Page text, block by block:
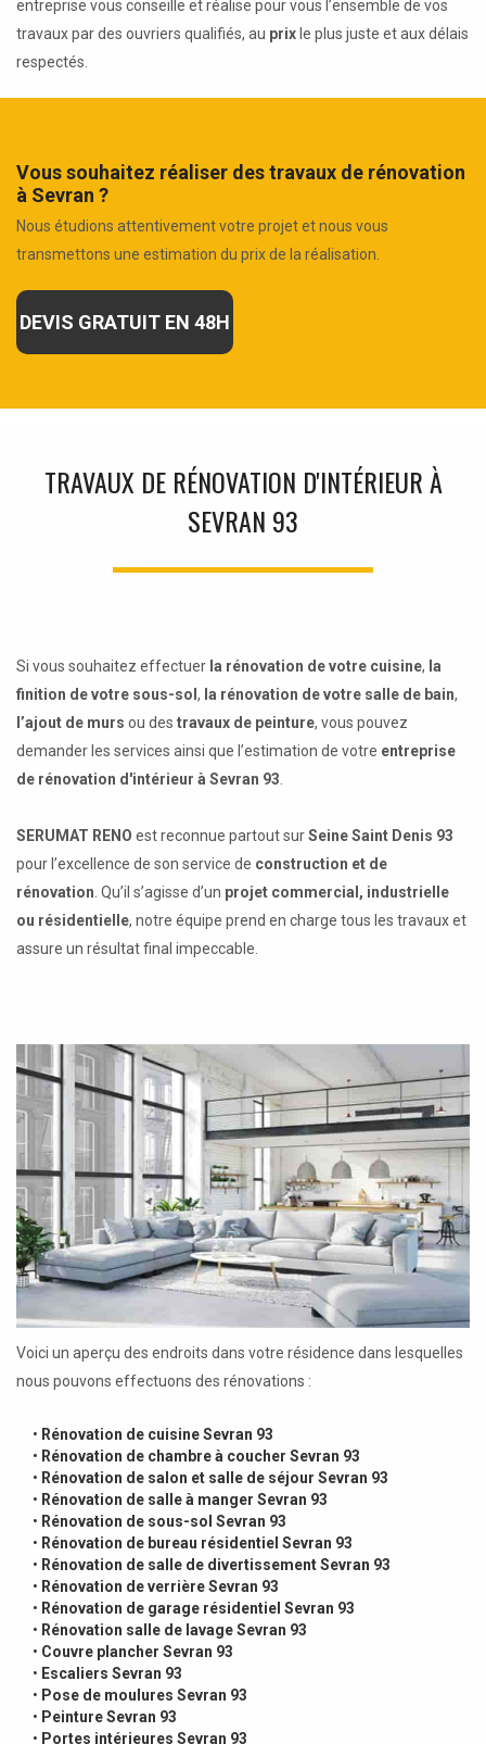
entreprise vous conseille et réalise pour vous l’ensemble de vos
travaux par des ouvriers qualifiés, au prix le plus juste et aux délais
respectés.
Vous souhaitez réaliser des travaux de rénovation
à Sevran ?
Nous étudions attentivement votre projet et nous vous
transmettons une estimation du prix de la réalisation.
DEVIS GRATUIT EN 48H
TRAVAUX DE RÉNOVATION D'INTÉRIEUR À
SEVRAN 93
Si vous souhaitez effectuer la rénovation de votre cuisine, la
finition de votre sous-sol , la rénovation de votre salle de bain,
l’ajout de murs ou des travaux de peinture, vous pouvez
demander les services ainsi que l’estimation de votre entreprise
de rénovation d'intérieur à Sevran 93
SERUMAT RENO est reconnue partout surSeine Saint Denis 93
pour l’excellence de son service de construction et de
rénovation . Qu’il s’agisse d’un projet commercial, industrielle
ou résidentielle, notre équipe prend en charge tous les travaux et
assure un résultat final impeccable.
Voici un aperçu des endroits dans votre résidence dans lesquelles
nous pouvons effectuons des rénovations :
• Rénovation de cuisine Sevran 93
• Rénovation de chambre à coucher Sevran 93
• Rénovation de salon et salle de séjour Sevran 93
• Rénovation de salle à manger Sevran 93
• Rénovation de sous-sol Sevran 93
• Rénovation de bureau résidentiel Sevran 93
• Rénovation de salle de divertissement Sevran 93
• Rénovation de verrière Sevran 93
• Rénovation de garage résidentiel Sevran 93
• Rénovation salle de lavage Sevran 93
• Couvre plancher Sevran 93
• Escaliers Sevran 93
• Pose de moulures Sevran 93
• Peinture Sevran 93
• Portes intérieures Sevran 93